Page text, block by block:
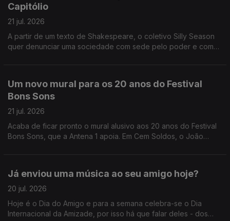
Capitólio
21 jul. 2026
A partir de um texto de Shakespeare, o coletivo Silly Season
quer denunciar uma sociedade com sede pelo poder e com
Um novo mural para os 20 anos do Festival
Bons Sons
21 jul. 2026
Acaba de ficar pronto o mural alusivo aos 20 anos do Festival
Bons Sons, que a Antena 1 apoia. Em Cem Soldos, o João
Já enviou uma música ao seu amigo hoje?
20 jul. 2026
Hoje é o Dia do Amigo e para a semana celebra-se o Dia
Internacional da Amizade, por isso há que falar deles - dos